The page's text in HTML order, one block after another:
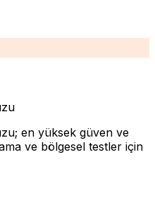
en yüksek güven ve
ve bölgesel testler için